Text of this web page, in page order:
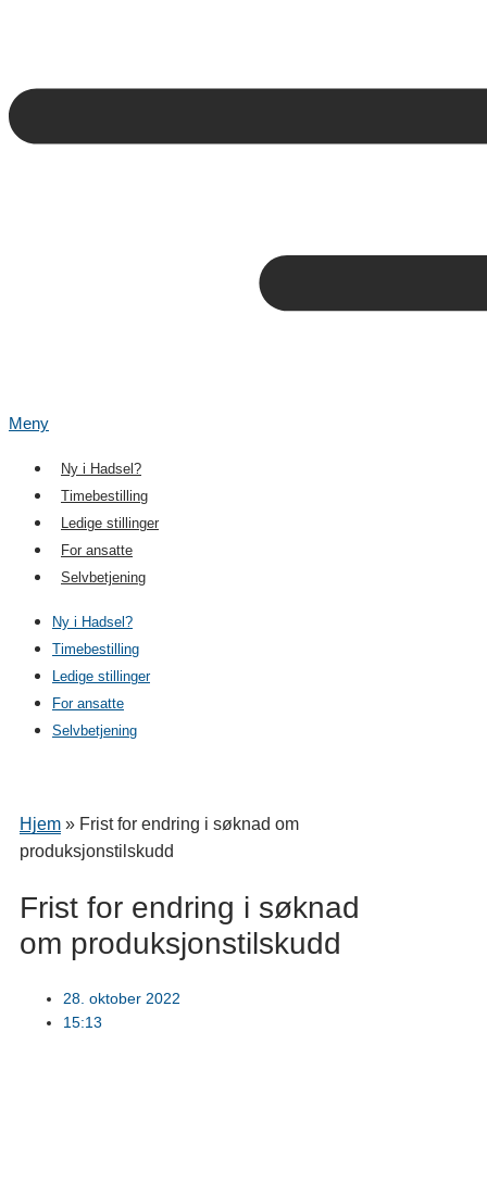
Meny
Ny i Hadsel?
Timebestilling
Ledige stillinger
For ansatte
Selvbetjening
Ny i Hadsel?
Timebestilling
Ledige stillinger
For ansatte
Selvbetjening
Hjem » Frist for endring i søknad om
produksjonstilskudd
Frist for endring i søknad
om produksjonstilskudd
28. oktober 2022
15:13